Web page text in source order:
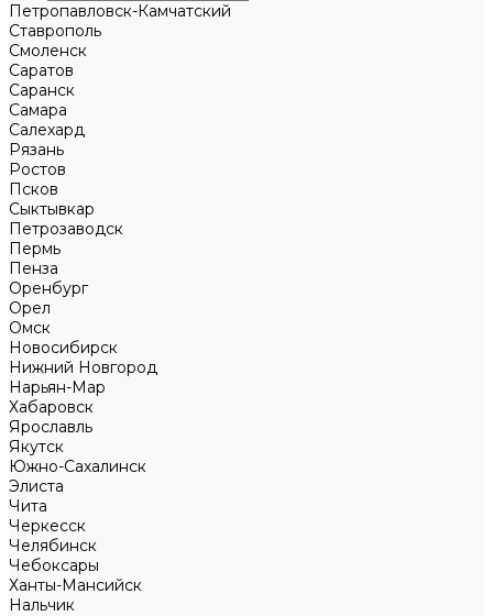
Петропавловск-Камчатский
Ставрополь
Смоленск
Саратов
Саранск
Самара
Салехард
Рязань
Ростов
Псков
Сыктывкар
Петрозаводск
Пермь
Пенза
Оренбург
Орел
Омск
Новосибирск
Нижний Новгород
Нарьян-Мар
Хабаровск
Ярославль
Якутск
Южно-Сахалинск
Элиста
Чита
Черкесск
Челябинск
Чебоксары
Ханты-Мансийск
Нальчик